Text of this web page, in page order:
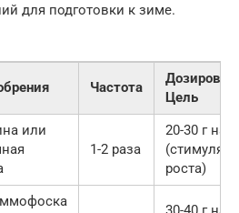
для подготовки к зиме.
Частота
Дозировка/
Цель
или
1-2 раза
20-30 г на
роста)